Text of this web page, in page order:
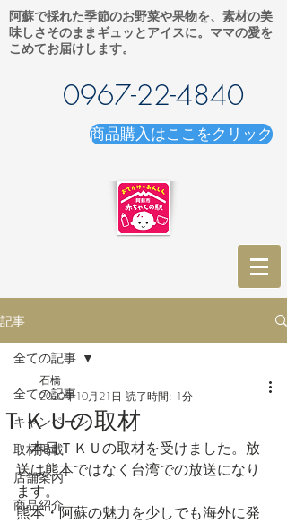
阿蘇で採れた季節のお野菜や果物を、素材の美
味しさそのままギュッとアイスに。ママの愛を
こめてお届けします。
0967-22-4840
商品購入はここをクリック
記事
全ての記事
キャンペーン
取材掲載
店舗案内
商品紹介
全ての記事
ＴＫＵの取材
石橋
2020年10月21日 読了時間: 1分
本日ＴＫＵの取材を受けました。放
送は熊本ではなく台湾での放送になり
ます。
熊本・阿蘇の魅力を少しでも海外に発